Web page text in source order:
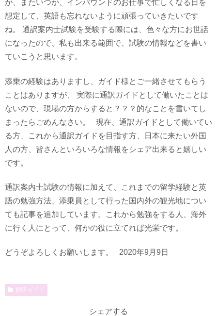
が、またいつか、インバウンドのお仕事で忙しくなる日を
想定して、英語も忘れないように頑張っていきたいです
ね。 通訳案内士試験を受験する際には、色々な方にお世話
になったので、私も出来る範囲で、試験の情報などを書い
ていこうと思います。
添乗の経験はありますし、ガイド様とご一緒させてもらう
ことはありますが、 実際に通訳ガイドとして働いたことは
ないので、現場の方からすると？？？的なことを書いてし
まったらごめんなさい。 現在、通訳ガイドとして働いてい
る方、これから通訳ガイドを目指す方、日本に来たい外国
人の方、皆さんといろいろな情報をシェア出来ると嬉しい
です。
通訳案内士試験の情報に加えて、これまでの留学経験と英
語の勉強方法、添乗員として行った国内外の観光地につい
ても記事を追加しています。これから勉強をする人、海外
に行く人にとって、何かの役に立てれば光栄です。
どうぞよろしくお願いします。 2020年9月9日
通訳ガイド
シェアする